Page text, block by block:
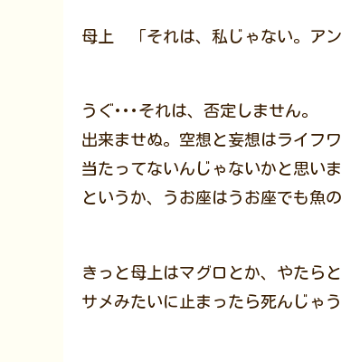
母上 「それは、私じゃない。アン
うぐ･･･それは、否定しません。
出来ませぬ。空想と妄想はライフ
当たってないんじゃないかと思いま
というか、うお座はうお座でも魚
きっと母上はマグロとか、やたら
サメみたいに止まったら死んじゃ